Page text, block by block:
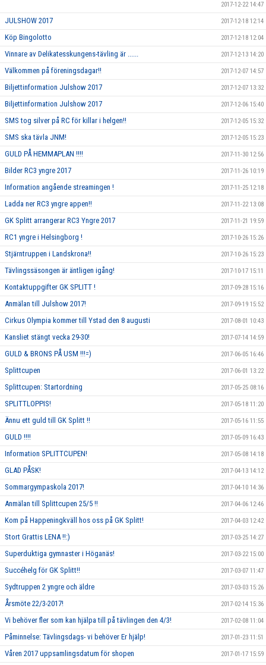
2017-12-22 14:47
JULSHOW 2017 2017-12-18 12:14
Köp Bingolotto 2017-12-18 12:04
Vinnare av Delikatesskungens-tävling är ...... 2017-12-13 14:20
Välkommen på föreningsdagar!! 2017-12-07 14:57
Biljettinformation Julshow 2017 2017-12-07 13:32
Biljettinformation Julshow 2017 2017-12-06 15:40
SMS tog silver på RC för killar i helgen!! 2017-12-05 15:32
SMS ska tävla JNM! 2017-12-05 15:23
GULD PÅ HEMMAPLAN !!!! 2017-11-30 12:56
Bilder RC3 yngre 2017 2017-11-26 10:19
Information angående streamingen ! 2017-11-25 12:18
Ladda ner RC3 yngre appen!! 2017-11-22 13:08
GK Splitt arrangerar RC3 Yngre 2017 2017-11-21 19:59
RC1 yngre i Helsingborg ! 2017-10-26 15:26
Stjärntruppen i Landskrona!! 2017-10-26 15:23
Tävlingssäsongen är äntligen igång! 2017-10-17 15:11
Kontaktuppgifter GK SPLITT ! 2017-09-28 15:16
Anmälan till Julshow 2017! 2017-09-19 15:52
Cirkus Olympia kommer till Ystad den 8 augusti 2017-08-01 10:43
Kansliet stängt vecka 29-30! 2017-07-14 14:59
GULD & BRONS PÅ USM !!!=) 2017-06-05 16:46
Splittcupen 2017-06-01 13:22
Splittcupen: Startordning 2017-05-25 08:16
SPLITTLOPPIS! 2017-05-18 11:20
Ännu ett guld till GK Splitt !! 2017-05-16 11:55
GULD !!!! 2017-05-09 16:43
Information SPLITTCUPEN! 2017-05-08 14:18
GLAD PÅSK! 2017-04-13 14:12
Sommargympaskola 2017! 2017-04-10 14:36
Anmälan till Splittcupen 25/5 !! 2017-04-06 12:46
Kom på Happeningkväll hos oss på GK Splitt! 2017-04-03 12:42
Stort Grattis LENA !!:) 2017-03-25 14:27
Superduktiga gymnaster i Höganäs! 2017-03-22 15:00
Succéhelg för GK Splitt!! 2017-03-07 11:47
Sydtruppen 2 yngre och äldre 2017-03-03 15:26
Årsmöte 22/3-2017! 2017-02-14 15:36
Vi behöver fler som kan hjälpa till på tävlingen den 4/3! 2017-02-08 11:04
Påminnelse: Tävlingsdags- vi behöver Er hjälp! 2017-01-23 11:51
Våren 2017 uppsamlingsdatum för shopen 2017-01-17 15:59